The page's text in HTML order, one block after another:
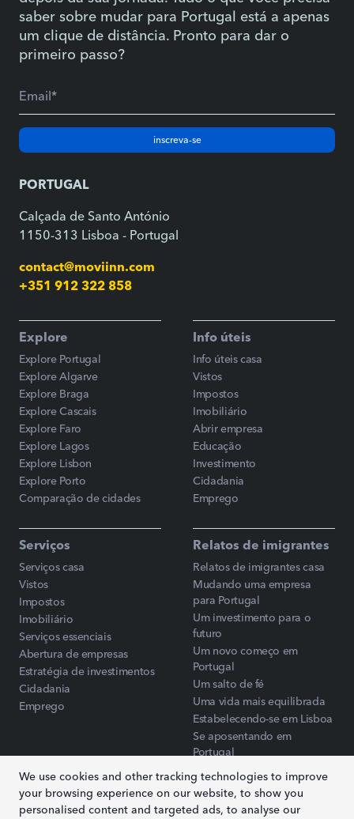
saber sobre mudar para Portugal está a apenas
um clique de distância. Pronto para dar o
primeiro passo?
inscreva-se
PORTUGAL
Calçada de Santo António
1150-313 Lisboa - Portugal
contact@moviinn.com
+351 912 322 858
Explore
Explore Portugal
Explore Algarve
Explore Braga
Explore Cascais
Explore Faro
Explore Lagos
Explore Lisbon
Explore Porto
Comparação de cidades
Info úteis
Info úteis casa
Vistos
Impostos
Imobiliário
Abrir empresa
Educação
Investimento
Cidadania
Emprego
Serviços
Serviços casa
Vistos
Impostos
Imobiliário
Serviços essenciais
Abertura de empresas
Estratégia de investimentos
Cidadania
Emprego
Relatos de imigrantes
Relatos de imigrantes casa
Mudando uma empresa
para Portugal
Um investimento para o
futuro
Um novo começo em
Portugal
Um salto de fé
Uma vida mais equilibrada
Estabelecendo-se em Lisboa
Se aposentando em
Portugal
Blog
We use cookies and other tracking technologies to improve
your browsing experience on our website, to show you
personalised content and targeted ads, to analyse our